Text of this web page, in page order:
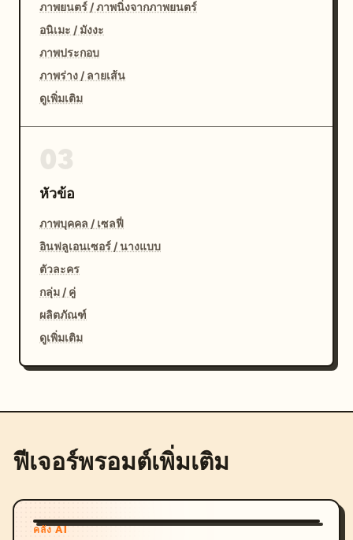
ภาพยนตร์ / ภาพนิ่งจากภาพยนตร์
อนิเมะ / มังงะ
ภาพประกอบ
ภาพร่าง / ลายเส้น
ดูเพิ่มเติม
หัวข้อ
ภาพบุคคล / เซลฟี่
อินฟลูเอนเซอร์ / นางแบบ
ตัวละคร
กลุ่ม / คู่
ผลิตภัณฑ์
ดูเพิ่มเติม
ฟีเจอร์พรอมต์เพิ่มเติม
คลัง AI